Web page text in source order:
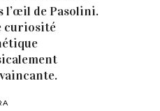
l’œil de Pasolini.
curiosité